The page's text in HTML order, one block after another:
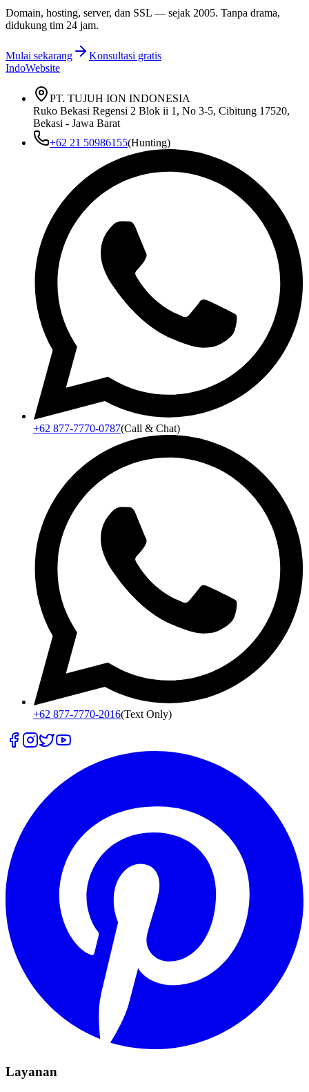
Domain, hosting, server, dan SSL — sejak 2005. Tanpa drama,
didukung tim 24 jam.
Mulai sekarang
Konsultasi gratis
IndoWebsite
PT. TUJUH ION INDONESIA
Ruko Bekasi Regensi 2 Blok ii 1, No 3-5, Cibitung 17520,
Bekasi - Jawa Barat
+62 21 50986155(Hunting)
+62 877-7770-0787(Call & Chat)
+62 877-7770-2016(Text Only)
Layanan